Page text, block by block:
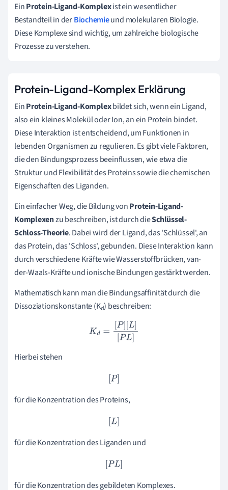
EinProtein-Ligand-Komplexist ein wesentlicher
Bestandteil in derBiochemieund molekularen Biologie.
Diese Komplexe sind wichtig, um zahlreiche biologische
Prozesse zu verstehen.
Protein-Ligand-Komplex Erklärung
EinProtein-Ligand-Komplexbildet sich, wenn ein Ligand,
also ein kleines Molekül oder Ion, an ein Protein bindet.
Diese Interaktion ist entscheidend, um Funktionen in
lebenden Organismen zu regulieren. Es gibt viele Faktoren,
die den Bindungsprozess beeinflussen, wie etwa die
Struktur und Flexibilität des Proteins sowie die chemischen
Eigenschaften des Liganden.
Ein einfacher Weg, die Bildung vonProtein-Ligand-
Komplexenzu beschreiben, ist durch dieSchlüssel-
Schloss-Theorie. Dabei wird der Ligand, das 'Schlüssel', an
das Protein, das 'Schloss', gebunden. Diese Interaktion kann
durch verschiedene Kräfte wie Wasserstoffbrücken, van-
der-Waals-Kräfte und ionische Bindungen gestärkt werden.
Mathematisch kann man die Bindungsaffinität durch die
Dissoziationskonstante (Kd) beschreiben:
Kd =[P [L][PL]
Hierbei stehen
[P]
für die Konzentration des Proteins,
[L]
für die Konzentration des Liganden und
[PL]
für die Konzentration des gebildeten Komplexes.